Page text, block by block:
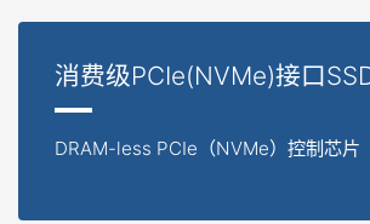
消费级PCIe(NVMe)接口
DRAM-less PCIe（NVMe）控制芯片